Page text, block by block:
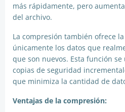
más rápidamente, pero
del archivo.
La compresión también ofrece
únicamente los datos que
que son nuevos. Esta función
copias de seguridad
que minimiza la cantidad de
Ventajas de la compresión: